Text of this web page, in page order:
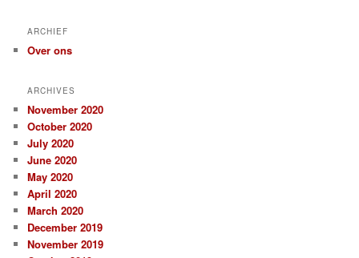
ARCHIEF
Over ons
ARCHIVES
November 2020
October 2020
July 2020
June 2020
May 2020
April 2020
March 2020
December 2019
November 2019